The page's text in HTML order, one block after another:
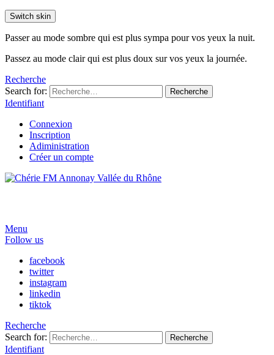
Switch skin
Passer au mode sombre qui est plus sympa pour vos yeux la nuit.
Passez au mode clair qui est plus doux sur vos yeux la journée.
Recherche
Search for:
Recherche
Identifiant
Connexion
Inscription
Adiministration
Créer un compte
Menu
Follow us
facebook
twitter
instagram
linkedin
tiktok
Recherche
Search for:
Recherche
Identifiant